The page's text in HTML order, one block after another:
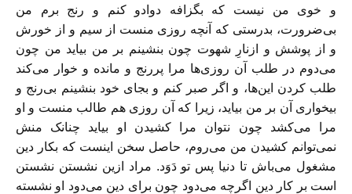
و خوی من نیست که بگزافه دوادو کنم و رنج برم من
بی‌ضرورت، بدرستی که آنچه روزی منست از سیم و از خورش
و از پوشش و ازنارِ شهوت چون بنشینم بر من بیاید من چون
می‌دوم در طلب آن روزی‌ها مرا پررنج و مانده و خوار می‌کند
طلب کردن این‌ها، و اگر صبر کنم و بجای خود بنشینم بی‌رنج و
بیخواری آن بر من بیاید، زیرا که آن روزی هم طالب منست و او
مرا می‌کشد چون نتوان مرا کشیدن او بیاید چنانک منش
نمی‌توانم کشیدن من می‌روم، حاصل سخن اینست که بکار دین
مشغول می‌باش تا دنیا پس تو دَوَد. مراد ازین نشستن نشستن
است بر کار دین اگرچه می‌دود چون برای دین می‌دود او نشسته